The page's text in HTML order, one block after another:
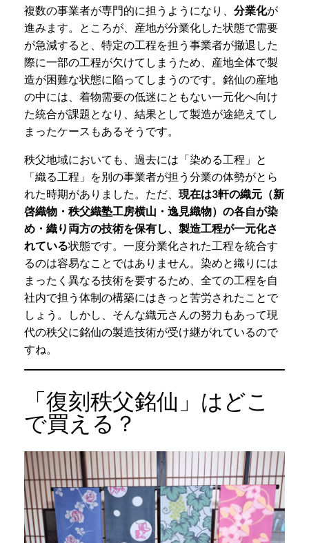
複数の事業者が専門的に担うようになり、 分業化が
進みます。ところが、産地が分業化した状態で需要
が急減すると、特定の工程を担う事業者が撤退した
際に一部の工程が欠けてしまうため、産地全体で製
造が困難な状態に陥ってしまうのです。銘仙の産地
の中には、着物需要の低迷にともない一元化へ向け
た統合が課題となり、結果として製造が途絶えてし
まったケースもあるそうです。
秩父地域においても、過去には「染める工程」と
「織る工程」を別の事業者が担う分業の体勢がとら
れた時期がありました。ただ、 現在は3軒の織元（新
啓織物・秩父織塾工房横山・逸見織物）の各自が染
め・織り両方の技術を保有し、製造工程が一元化さ
れている状態です。一度分業化された工程を統合す
るのは容易なことではありません。染めと織りには
まったく異なる技術を要するため、全ての工程を自
社内で担う体制の構築にはきっと苦労されたことで
しょう。しかし、そんな織元さんの努力もあって現
代の秩父に銘仙の製造技術が受け継がれているので
すね。
「復刻秩父銘仙」はどこ
で買える？